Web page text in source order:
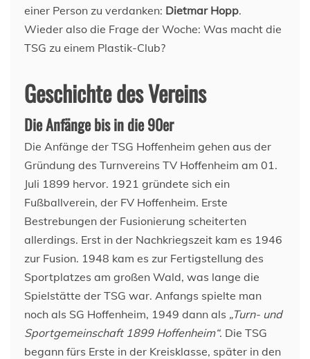
einer Person zu verdanken: Dietmar Hopp.
Wieder also die Frage der Woche: Was macht die
TSG zu einem Plastik-Club?
Geschichte des Vereins
Die Anfänge bis in die 90er
Die Anfänge der TSG Hoffenheim gehen aus der
Gründung des Turnvereins TV Hoffenheim am 01.
Juli 1899 hervor. 1921 gründete sich ein
Fußballverein, der FV Hoffenheim. Erste
Bestrebungen der Fusionierung scheiterten
allerdings. Erst in der Nachkriegszeit kam es 1946
zur Fusion. 1948 kam es zur Fertigstellung des
Sportplatzes am großen Wald, was lange die
Spielstätte der TSG war. Anfangs spielte man
noch als SG Hoffenheim, 1949 dann als „Turn- und
Sportgemeinschaft 1899 Hoffenheim“. Die TSG
begann fürs Erste in der Kreisklasse, später in den